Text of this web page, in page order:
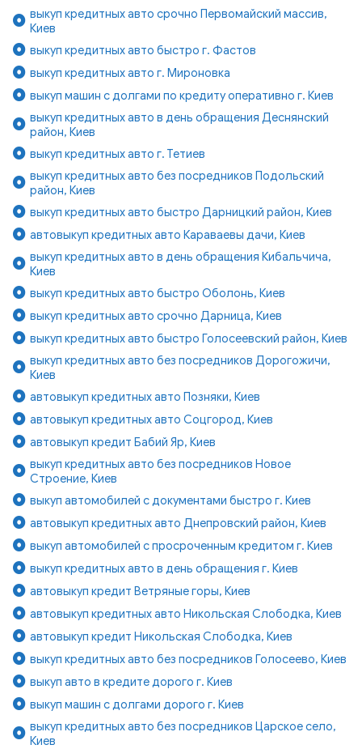
выкуп кредитных авто срочно Первомайский массив,
Киев
выкуп кредитных авто быстро г. Фастов
выкуп кредитных авто г. Мироновка
выкуп машин с долгами по кредиту оперативно г. Киев
выкуп кредитных авто в день обращения Деснянский
район, Киев
выкуп кредитных авто г. Тетиев
выкуп кредитных авто без посредников Подольский
район, Киев
выкуп кредитных авто быстро Дарницкий район, Киев
автовыкуп кредитных авто Караваевы дачи, Киев
выкуп кредитных авто в день обращения Кибальчича,
Киев
выкуп кредитных авто быстро Оболонь, Киев
выкуп кредитных авто срочно Дарница, Киев
выкуп кредитных авто быстро Голосеевский район, Киев
выкуп кредитных авто без посредников Дорогожичи,
Киев
автовыкуп кредитных авто Позняки, Киев
автовыкуп кредитных авто Соцгород, Киев
автовыкуп кредит Бабий Яр, Киев
выкуп кредитных авто без посредников Новое
Строение, Киев
выкуп автомобилей с документами быстро г. Киев
автовыкуп кредитных авто Днепровский район, Киев
выкуп автомобилей с просроченным кредитом г. Киев
выкуп кредитных авто в день обращения г. Киев
автовыкуп кредит Ветряные горы, Киев
автовыкуп кредитных авто Никольская Слободка, Киев
автовыкуп кредит Никольская Слободка, Киев
выкуп кредитных авто без посредников Голосеево, Киев
выкуп авто в кредите дорого г. Киев
выкуп машин с долгами дорого г. Киев
выкуп кредитных авто без посредников Царское село,
Киев